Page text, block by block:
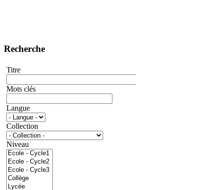
Recherche
Titre
Mots clés
Langue
Collection
Niveau